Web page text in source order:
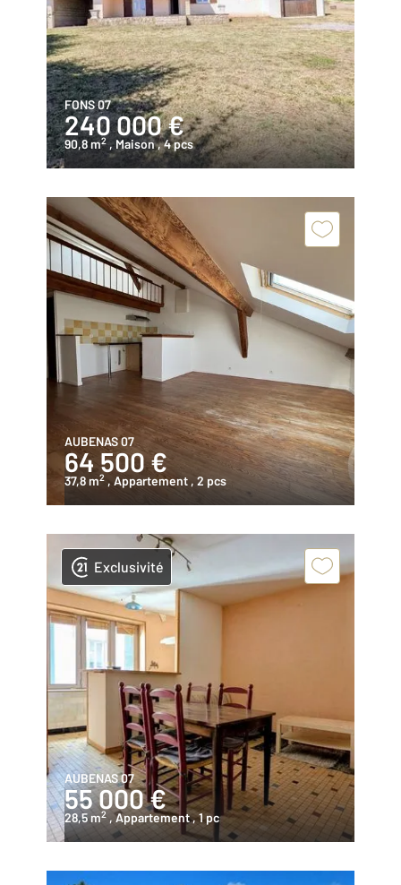
FONS 07
240 000 €
90,8 m2 , Maison, 4 pcs
AUBENAS 07
64 500 €
37,8 m2 , Appartement , 2 pcs
Exclusivité
AUBENAS 07
55 000 €
28,5 m2 , Appartement, 1 pc